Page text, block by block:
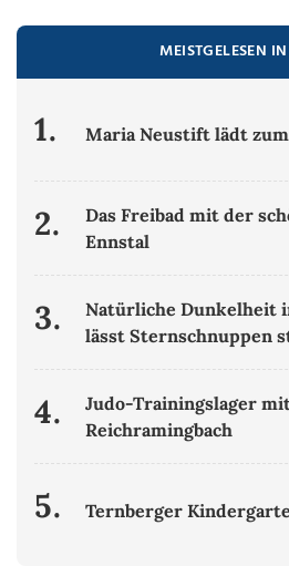
MEISTGELESEN
1. Maria Neustift lädt
2.
Das Freibad mit der
Ennstal
3.
Natürliche Dunkelheit
lässt Sternschnuppen
4.
Judo-Trainingslager
Reichramingbach
5. Ternberger